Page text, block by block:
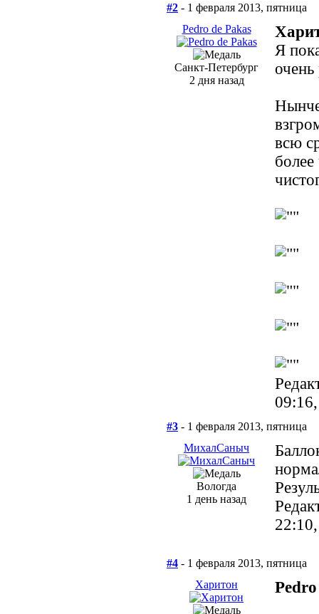
#2 - 1 февраля 2013, пятница
Pedro de Pakas
Санкт-Петербург
2 дня назад
Я
очень
всю
#3 - 1 февраля 2013, пятница
МихалСаныч
Вологда
1 день назад
#4 - 1 февраля 2013, пятница
Харитон